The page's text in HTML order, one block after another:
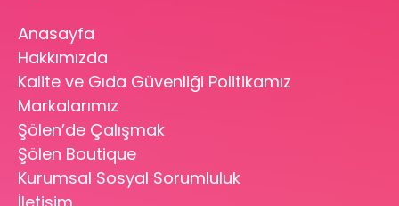
Anasayfa
Hakkımızda
Kalite ve Gıda Güvenliği Politikamız
Markalarımız
Şölen’de Çalışmak
Şölen Boutique
Kurumsal Sosyal Sorumluluk